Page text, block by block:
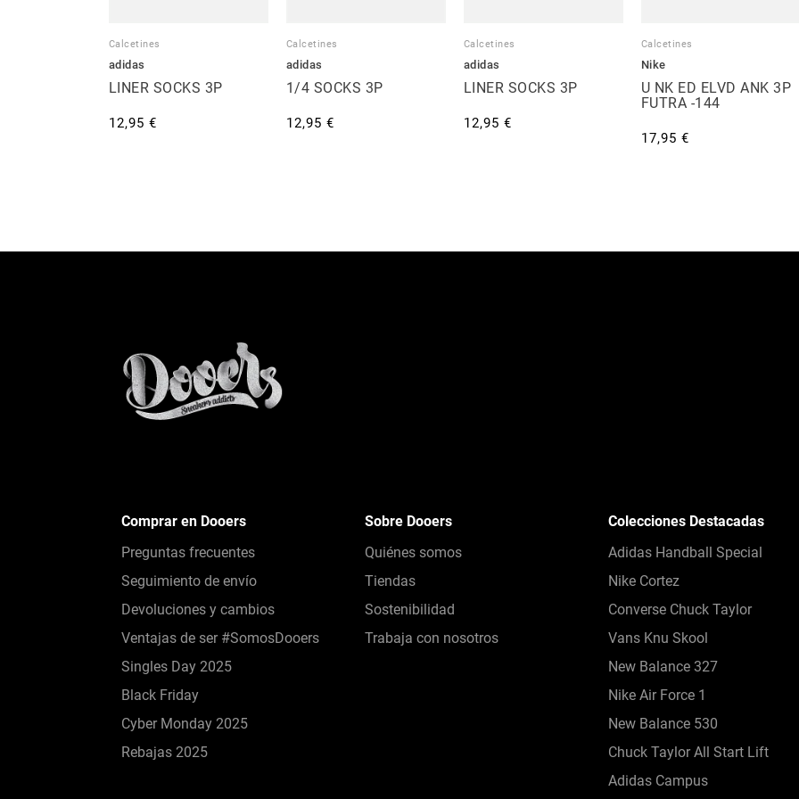
Calcetines
adidas
LINER SOCKS 3P
12,95 €
Calcetines
adidas
1/4 SOCKS 3P
12,95 €
Calcetines
adidas
LINER SOCKS 3P
12,95 €
Calcetines
Nike
U NK ED ELVD ANK 3P
FUTRA -144
17,95 €
Comprar en Dooers
Preguntas frecuentes
Seguimiento de envío
Devoluciones y cambios
Ventajas de ser #SomosDooers
Singles Day 2025
Black Friday
Cyber Monday 2025
Rebajas 2025
Sobre Dooers
Quiénes somos
Tiendas
Sostenibilidad
Trabaja con nosotros
Colecciones Destacadas
Adidas Handball Special
Nike Cortez
Converse Chuck Taylor
Vans Knu Skool
New Balance 327
Nike Air Force 1
New Balance 530
Chuck Taylor All Start Lift
Adidas Campus